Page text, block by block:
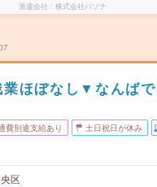
派遣会社 株式会社パソナ
ほぼなし▼なんば
費別途支給あり 土日祝日が休み
区